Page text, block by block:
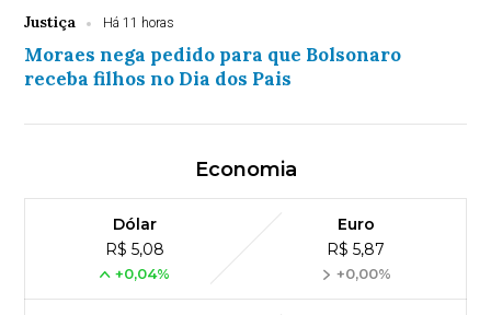
Justiça Há 11 horas
Moraes nega pedido para que Bolsonaro
receba filhos no Dia dos Pais
Economia
Dólar
R$ 5,08
+0,04%
Euro
R$ 5,87
+0,00%